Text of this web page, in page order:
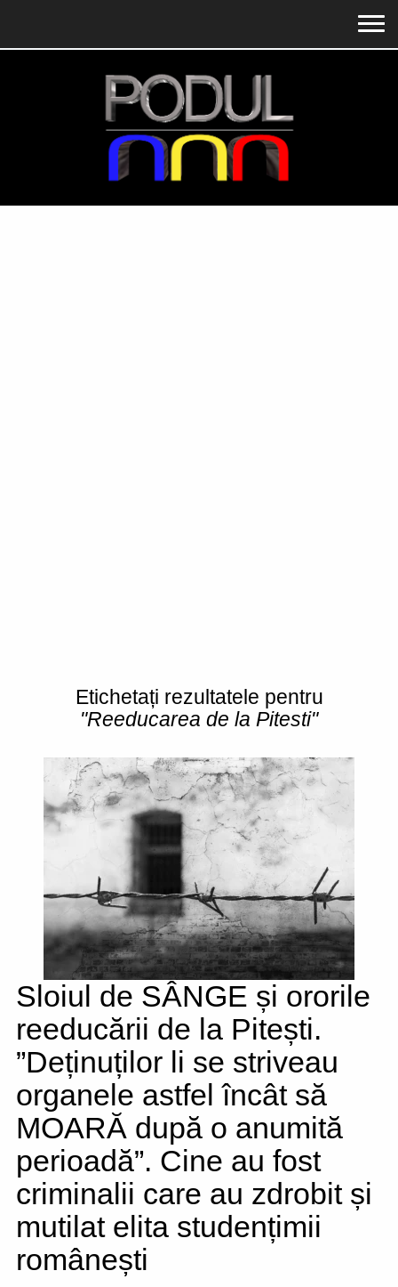
Etichetați rezultatele pentru
"Reeducarea de la Pitesti"
Sloiul de SÂNGE și ororile
reeducării de la Pitești.
”Deținuților li se striveau
organele astfel încât să
MOARĂ după o anumită
perioadă”. Cine au fost
criminalii care au zdrobit și
mutilat elita studențimii
românești